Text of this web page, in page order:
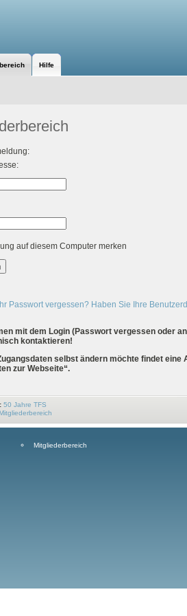
Hilfe
auf diesem Computer merken
Passwort vergessen? Haben Sie Ihre
mit dem Login (Passwort vergessen oder
kontaktieren!
selbst ändern möchte findet
zur Webseite“.
50 Jahre TFS
Mitgliederbereich
Mitgliederbereich